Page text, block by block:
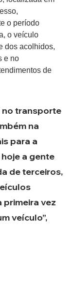
o período
o veículo
dos acolhidos,
e no
de
no transporte
na
para a
a gente
de terceiros,
primeira vez
veículo”,